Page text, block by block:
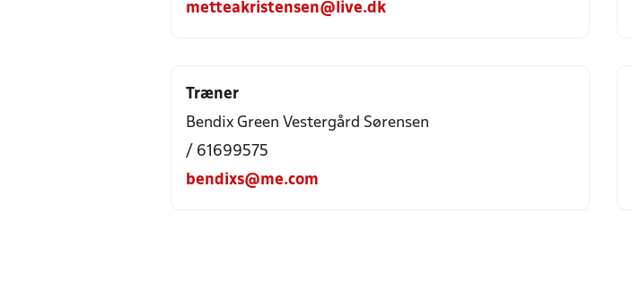
metteakristensen@live.dk
Træner
Bendix Green Vestergård Sørensen
/ 61699575
bendixs@me.com